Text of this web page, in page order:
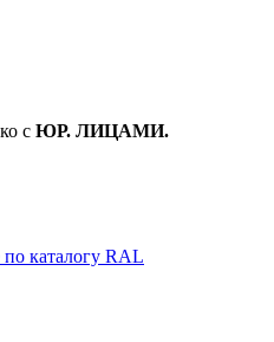
с ЮР. ЛИЦАМИ.
каталогу RAL